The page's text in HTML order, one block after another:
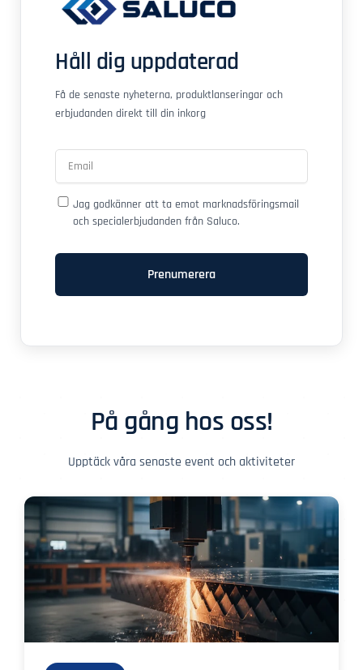
Håll dig uppdaterad
Få de senaste nyheterna, produktlanseringar och
erbjudanden direkt till din inkorg
Jag godkänner att ta emot marknadsföringsmail
och specialerbjudanden från Saluco.
Prenumerera
På gång hos oss!
Upptäck våra senaste event och aktiviteter